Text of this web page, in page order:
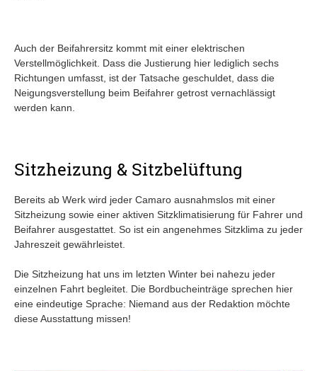
Auch der Beifahrersitz kommt mit einer elektrischen
Verstellmöglichkeit. Dass die Justierung hier lediglich sechs
Richtungen umfasst, ist der Tatsache geschuldet, dass die
Neigungsverstellung beim Beifahrer getrost vernachlässigt
werden kann.
Sitzheizung & Sitzbelüftung
Bereits ab Werk wird jeder Camaro ausnahmslos mit einer
Sitzheizung sowie einer aktiven Sitzklimatisierung für Fahrer und
Beifahrer ausgestattet. So ist ein angenehmes Sitzklima zu jeder
Jahreszeit gewährleistet.
Die Sitzheizung hat uns im letzten Winter bei nahezu jeder
einzelnen Fahrt begleitet. Die Bordbucheinträge sprechen hier
eine eindeutige Sprache: Niemand aus der Redaktion möchte
diese Ausstattung missen!